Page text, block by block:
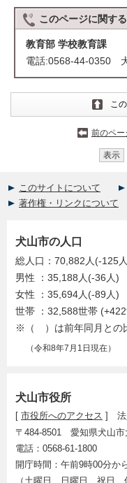
このページに関する
教育部 学校教育課
電話:0568-44-0350
こ
前のペー
表示
このサイトについて
著作権・リンクについて
犬山市役所
[ 市役所へのアクセス ] 法
〒484-8501 愛知県犬山市
電話：0568-61-1800
開庁時間：午前9時00分か
（土曜日、日曜日、祝日
犬山市の人口
総人口：70,882人(-125
男性 ：35,188人(-36人)
女性 ：35,694人(-89人)
世帯 ：32,588世帯
※（ ）は前年同月との
（令和8年7月1日現在）